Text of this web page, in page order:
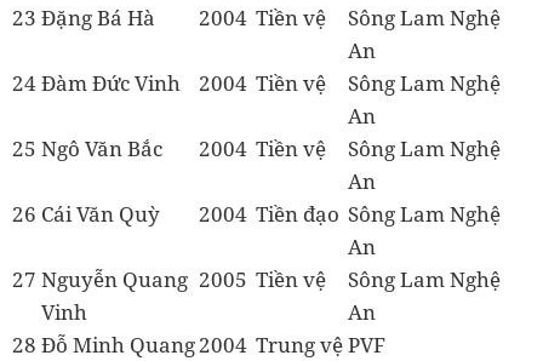
23 Đặng Bá Hà 2004 Tiền vệ
Sông Lam Nghệ
An
24Đàm Đức Vinh 2004 Tiền vệ
Sông Lam Nghệ
An
25 Ngô Văn Bắc 2004 Tiền vệ
Sông Lam Nghệ
An
26 Cái Văn Quỳ 2004 Tiền đạo Sông Lam Nghệ
An
27 Nguyễn Quang
Vinh
2005 Tiền vệ
Sông Lam Nghệ
An
28 Đỗ Minh Quang2004 Trung vệPVF